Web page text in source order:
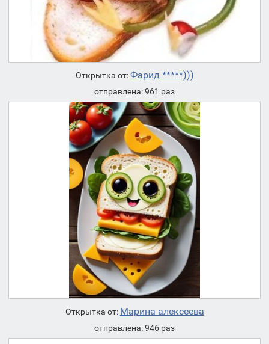
Открытка от:Фарид *****)))
отправлена: 961 раз
Открытка от: Марина алексеева
отправлена: 946 раз